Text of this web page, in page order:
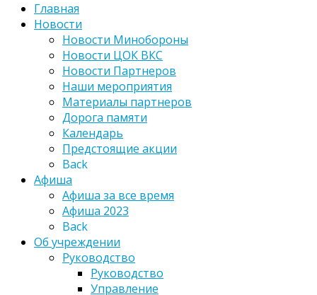
Главная
Новости
Новости Минобороны
Новости ЦОК ВКС
Новости Партнеров
Наши мероприятия
Материалы партнеров
Дорога памяти
Календарь
Предстоящие акции
Back
Афиша
Афиша за все время
Афиша 2023
Back
Об учреждении
Руководство
Руководство
Управление